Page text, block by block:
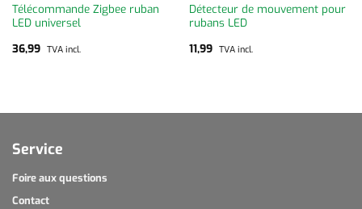
Télécommande Zigbee ruban
LED universel
36,99 TVA incl.
Détecteur de mouvement pour
rubans LED
11,99 TVA incl.
Service
Foire aux questions
Contact